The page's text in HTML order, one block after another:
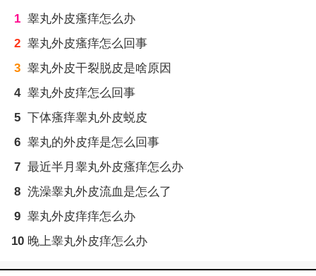
1 睾丸外皮瘙痒怎么办
2 睾丸外皮瘙痒怎么回事
3 睾丸外皮干裂脱皮是啥原因
4 睾丸外皮痒怎么回事
5 下体瘙痒睾丸外皮蜕皮
6 睾丸的外皮痒是怎么回事
7 最近半月睾丸外皮瘙痒怎么办
8 洗澡睾丸外皮流血是怎么了
9 睾丸外皮痒痒怎么办
10 晚上睾丸外皮痒怎么办